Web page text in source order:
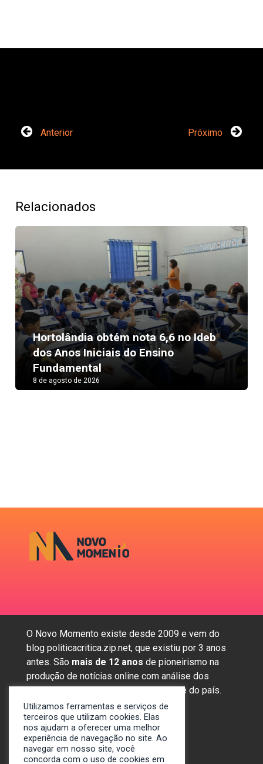
Anterior Próximo
Relacionados
Hortolândia obtém nota 6,6 no Ideb
dos Anos Iniciais do Ensino
Fundamental
8 de agosto de 2026
Next
O Novo Momento existe desde 2009 e vem do
blog politicacritica.zip.net, que existiu por 3 anos
antes. São mais de 12 anos de pioneirismo na
produção de notícias online com análise dos
assuntos mais importantes da região e do país.
Sobre nós
Anunciar
Contato
Utilizamos ferramentas e serviços de
terceiros que utilizam cookies. Elas
nos ajudam a oferecer uma melhor
experiência de navegação no site. Ao
navegar em nosso site, você
concorda com o uso de cookies em